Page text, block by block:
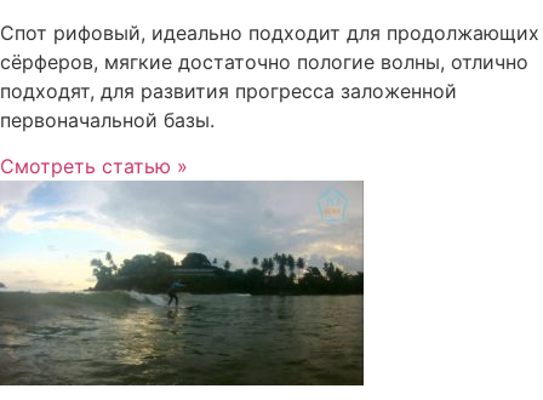
Спот рифовый, идеально подходит для продолжающих
сёрферов, мягкие достаточно пологие волны, отлично
подходят, для развития прогресса заложенной
первоначальной базы.
Смотреть статью »